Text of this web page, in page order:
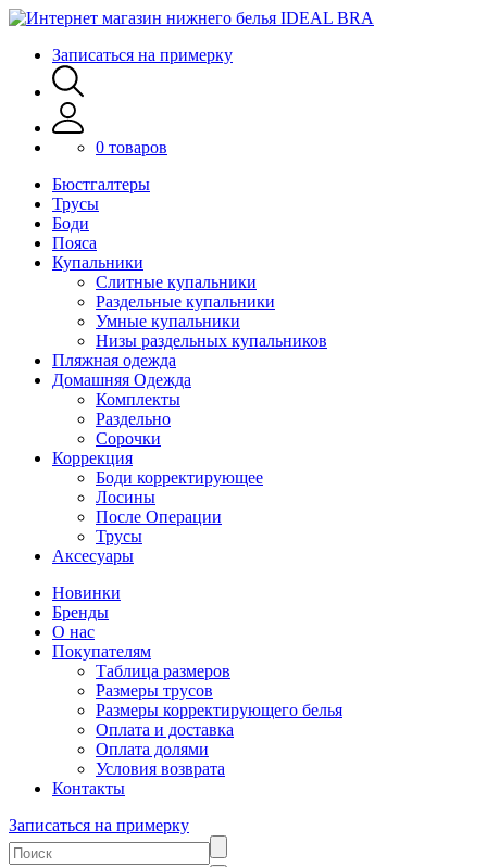
Записаться на примерку
0 товаров
Бюстгалтеры
Трусы
Боди
Пояса
Купальники
Слитные купальники
Раздельные купальники
Умные купальники
Низы раздельных купальников
Пляжная одежда
Домашняя Одежда
Комплекты
Раздельно
Сорочки
Коррекция
Боди корректирующее
Лосины
После Операции
Трусы
Аксесуары
Новинки
Бренды
О нас
Покупателям
Таблица размеров
Размеры трусов
Размеры корректирующего белья
Оплата и доставка
Оплата долями
Условия возврата
Контакты
Записаться на примерку